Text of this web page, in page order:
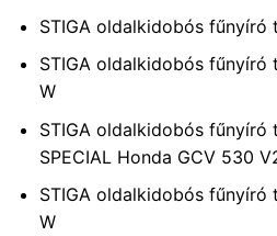
STIGA oldalkidobós fűnyíró
STIGA oldalkidobós fűnyíró
W
STIGA oldalkidobós fűnyíró
SPECIAL Honda GCV 530
STIGA oldalkidobós fűnyíró
W